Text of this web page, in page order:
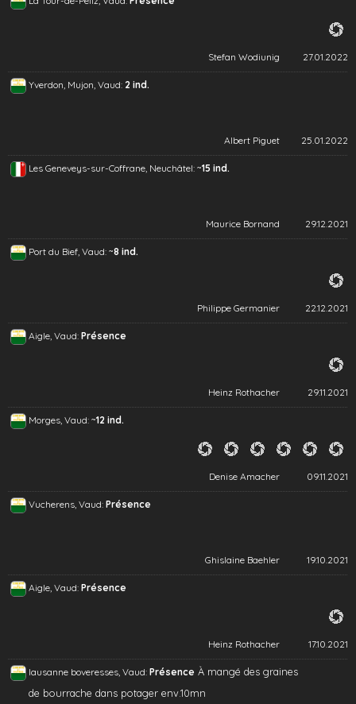
Stefan Wodiunig 27.01.2022
Yverdon, Mujon, Vaud: 2 ind.
Albert Piguet 25.01.2022
Les Geneveys-sur-Coffrane, Neuchâtel: ~15 ind.
Maurice Bornand 29.12.2021
Port du Bief, Vaud: ~8 ind.
Philippe Germanier 22.12.2021
Aigle, Vaud: Présence
Heinz Rothacher 29.11.2021
Morges, Vaud: ~12 ind.
Denise Amacher 09.11.2021
Vucherens, Vaud: Présence
Ghislaine Baehler 19.10.2021
Aigle, Vaud: Présence
Heinz Rothacher 17.10.2021
lausanne boveresses, Vaud: Présence À mangé des graines
de bourrache dans potager env.10mn